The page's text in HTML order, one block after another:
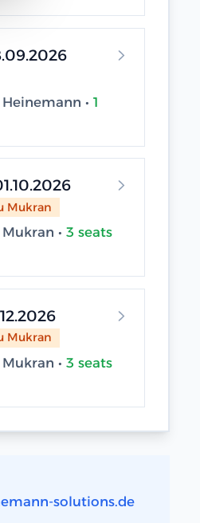
Trainingscenter Heinemann • 1
Mukran
Trainingscenter Mukran • 3 seats
Mukran
Trainingscenter Mukran • 3 seats
solutions.de